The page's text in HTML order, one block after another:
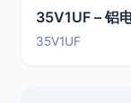
35V1UF – 铝
35V1UF